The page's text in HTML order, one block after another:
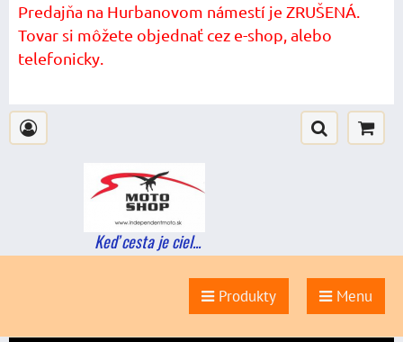
Predajňa na Hurbanovom námestí je ZRUŠENÁ.
Tovar si môžete objednať cez e-shop, alebo
telefonicky.
Keď cesta je ciel...
Produkty Menu